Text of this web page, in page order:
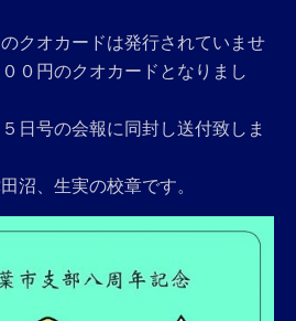
クオカードは発行されていませ
０円のクオカードとなりまし
日号の会報に同封し送付致しま
沼、生実の校章です。